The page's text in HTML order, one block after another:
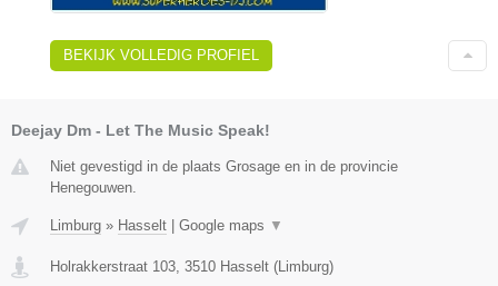
BEKIJK VOLLEDIG PROFIEL
Deejay Dm - Let The Music Speak!
Niet gevestigd in de plaats Grosage en in de provincie
Henegouwen.
Limburg » Hasselt | Google maps ▼
Holrakkerstraat 103 3510 Hasselt (Limburg)